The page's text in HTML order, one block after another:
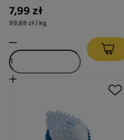
7,99 zł
99,88 zł / kg